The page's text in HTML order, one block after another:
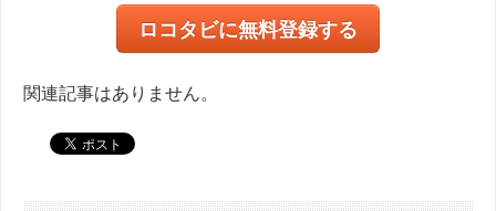
ロコタビに無料登録する
関連記事はありません。